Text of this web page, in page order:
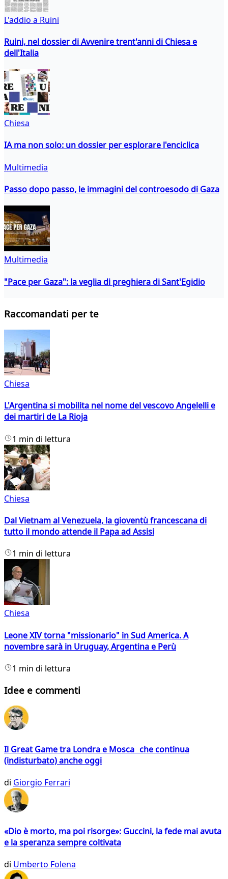
L'addio a Ruini
Ruini, nel dossier di Avvenire trent'anni di Chiesa e
dell'Italia
Chiesa
IA ma non solo: un dossier per esplorare l'enciclica
Multimedia
Passo dopo passo, le immagini del controesodo di Gaza
Multimedia
"Pace per Gaza": la veglia di preghiera di Sant'Egidio
Raccomandati per te
Chiesa
L'Argentina si mobilita nel nome del vescovo Angelelli e
dei martiri de La Rioja
1 min di lettura
Chiesa
Dal Vietnam al Venezuela, la gioventù francescana di
tutto il mondo attende il Papa ad Assisi
1 min di lettura
Chiesa
Leone XIV torna "missionario" in Sud America. A
novembre sarà in Uruguay, Argentina e Perù
1 min di lettura
Idee e commenti
Il Great Game tra Londra e Mosca che continua
(indisturbato) anche oggi
di Giorgio Ferrari
«Dio è morto, ma poi risorge»: Guccini, la fede mai avuta
e la speranza sempre coltivata
di Umberto Folena